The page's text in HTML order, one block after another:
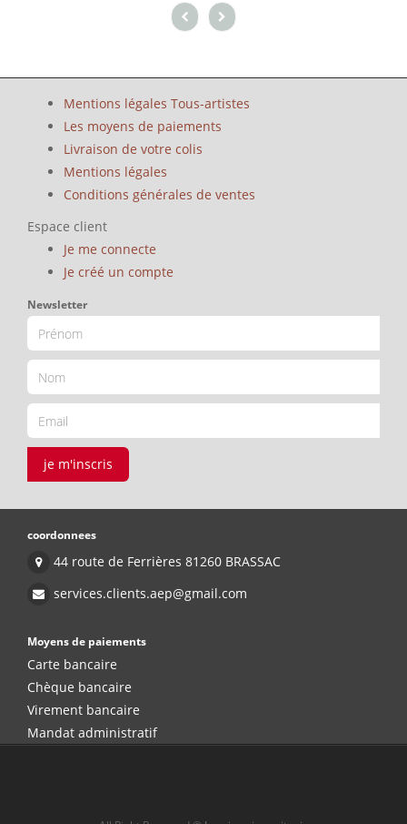
Mentions légales Tous-artistes
Les moyens de paiements
Livraison de votre colis
Mentions légales
Conditions générales de ventes
Espace client
Je me connecte
Je créé un compte
Newsletter
je m'inscris
coordonnees
44 route de Ferrières 81260 BRASSAC
services.clients.aep@gmail.com
Moyens de paiements
Carte bancaire
Chèque bancaire
Virement bancaire
Mandat administratif